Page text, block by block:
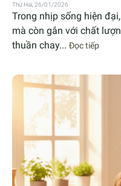
Thứ Hai, 26/01/2026
Trong nhịp sống hiện
mà còn gắn với chất
thuần chay... Đọc tiếp